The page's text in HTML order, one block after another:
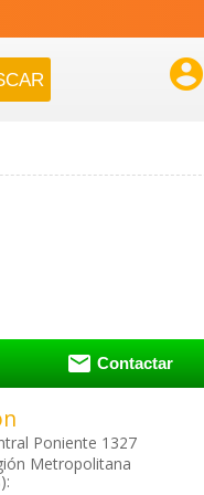

 Contactar
Poniente 1327
Metropolitana